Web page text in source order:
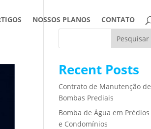
NOSSOS PLANOS CONTATO
Pesquisar
Recent Posts
Contrato de Manutenção de
Bombas Prediais
Bomba de Água em Prédios
e Condomínios